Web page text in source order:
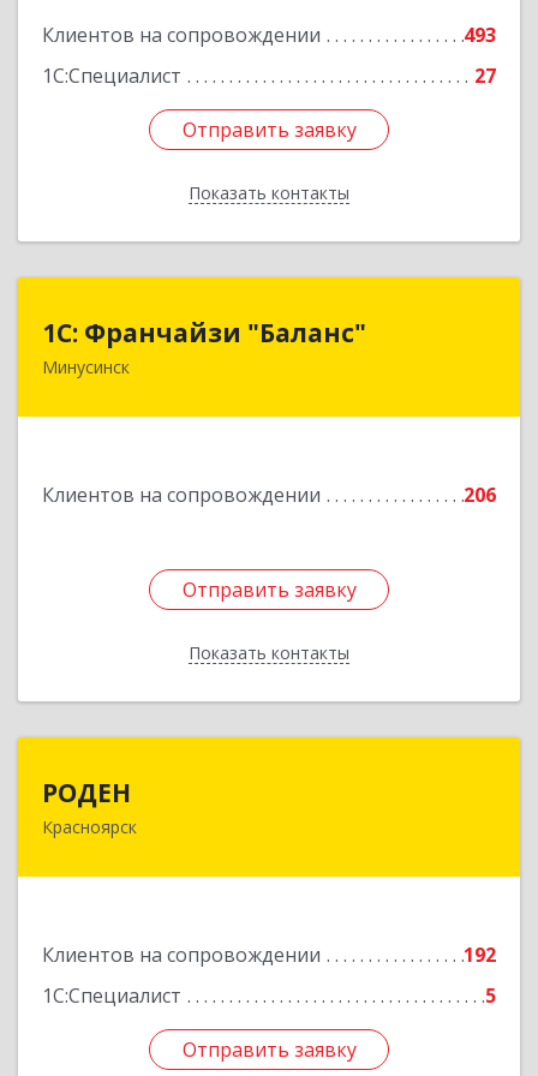
Клиентов на сопровождении
493
1С:Специалист
27
Отправить заявку
Показать контакты
Отправить заявку
Назад
1С: Франчайзи "Баланс"
Минусинск
Клиентов на сопровождении 206
Отправить заявку
Показать контакты
1С: Франчайзи "Баланс"
662610, Красноярский край, Минусинск г,
Отправить заявку
Назад
РОДЕН
Красноярск
Клиентов на сопровождении
192
1С:Специалист
5
Отправить заявку
660064, Красноярский край, Красноярск г, им
Отправить заявку